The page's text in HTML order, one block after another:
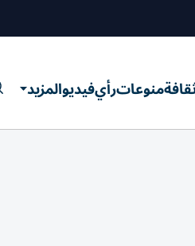
منوعاترأيفيديوالمزيد